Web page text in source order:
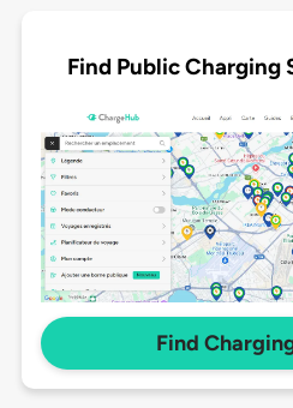
Find Public Charging
Find